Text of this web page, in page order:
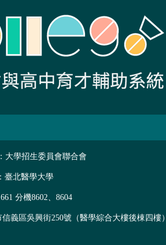
大學招生委員會聯合會
臺北醫學大學
分機8602、8604
信義區吳興街250號（醫學綜合大樓後棟四樓）